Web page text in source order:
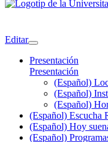
Editar
Presentación
Presentación
(Español)
(Español)
(Español)
(Español) Escucha
(Español) Hoy
(Español)